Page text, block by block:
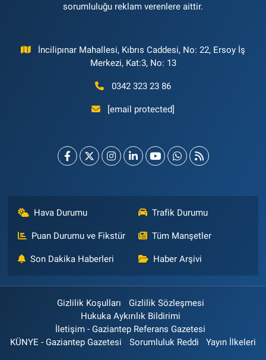
sorumluluğu reklam verenlere aittir.
İncilipınar Mahallesi, Kıbrıs Caddesi, No: 22, Ersoy İş
Merkezi, Kat:3, No: 13
0342 323 23 86
[email protected]
Hava Durumu Trafik Durumu
Puan Durumu ve Fikstür Tüm Manşetler
Son Dakika Haberleri Haber Arşivi
Gizlilik Koşulları
Gizlilik Sözleşmesi
Hukuka Aykırılık Bildirimi
İletişim - Gaziantep Referans Gazetesi
KÜNYE - Gaziantep Gazetesi
Sorumluluk Reddi Yayın İlkeleri